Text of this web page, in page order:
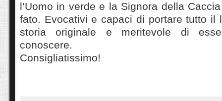
l’Uomo in verde e la Signora della
fato. Evocativi e capaci di portare tutto il
storia originale e meritevole di
conoscere.
Consigliatissimo!